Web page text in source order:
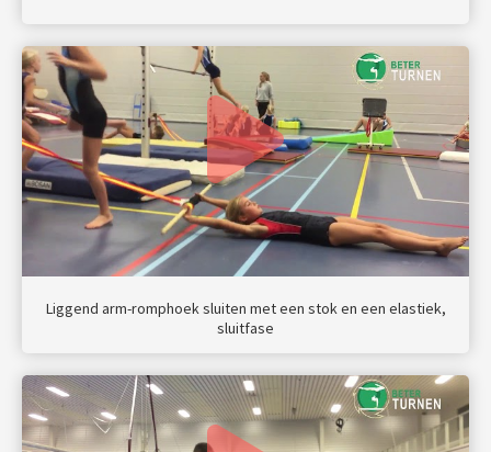
Liggend arm-romphoek sluiten met een stok en een elastiek,
sluitfase